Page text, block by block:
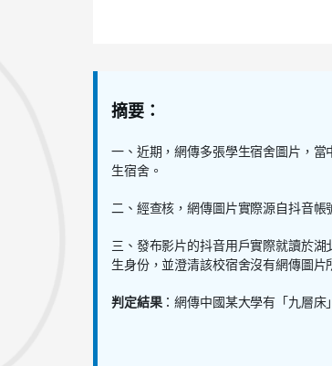
摘要：
一、近期，網傳多張學生宿舍圖片，
生宿舍。
二、經查核，網傳圖片實際源自抖音
三、發布影片的抖音用戶實際就讀於
生身份，並澄清該校宿舍沒有網傳圖片
判定結果：網傳中國某大學有「九層床